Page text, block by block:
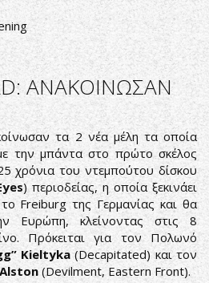
ΑΝΑΚΟΙΝΩΣΑΝ
τα 2 νέα μέλη τα οποία
την μπάντα στο πρώτο σκέλος
χρόνια του ντεμπούτου δίσκου
) περιοδείας, η οποία ξεκινάει
Freiburg της Γερμανίας και θα
Ευρώπη, κλείνοντας στις 8
Πρόκειται για τον Πολωνό
Kieltyka(Decapitated) και τον
(Devilment, Eastern Front).